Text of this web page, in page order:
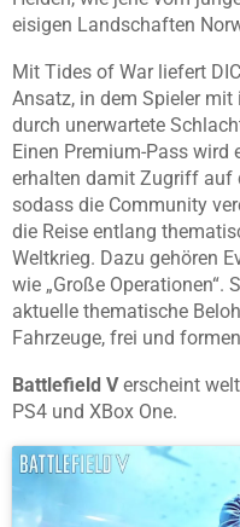
eisigen Landschaften
Mit Tides of War liefert
Ansatz, in dem Spieler mit
durch unerwartete
Einen Premium-Pass wird
erhalten damit Zugriff auf
sodass die Community
die Reise entlang
Weltkrieg. Dazu gehören
wie „Große Operationen“.
aktuelle thematische
Fahrzeuge, frei und
Battlefield Verscheint
PS4 und XBox One.